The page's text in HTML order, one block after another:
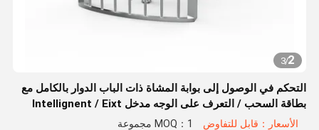
2
/
3
التحكم في الوصول إلى بوابة المشاة ذات الباب الدوار بالكامل مع
بطاقة السحب / التعرف على الوجه مدخل Intellignent / Eixt
الأسعار：قابل للتفاوض MOQ：1 مجموعة